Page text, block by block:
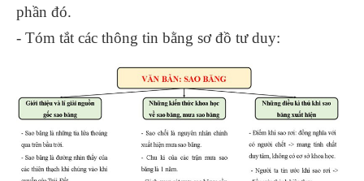
phần đó.
- Tóm tắt các thông tin bằng sơ đồ tư duy: